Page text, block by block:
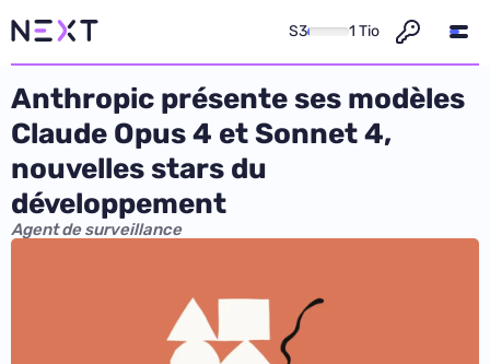
S3 1 Tio
Anthropic présente ses modèles
Claude Opus 4 et Sonnet 4,
nouvelles stars du
développement
Agent de surveillance